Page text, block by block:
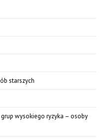
starszych
wysokiego ryzyka – osoby